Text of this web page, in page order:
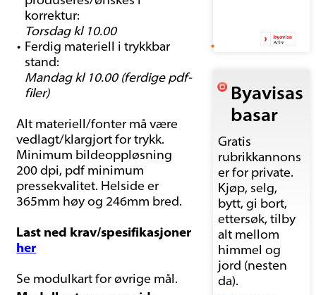
korrektur:
Torsdag kl 10.00
Ferdig materiell i trykkbar
stand:
Mandag kl 10.00 (ferdige pdf-
filer)
Alt materiell/fonter må være
vedlagt/klargjort for trykk.
Minimum bildeoppløsning
200 dpi, pdf minimum
pressekvalitet. Helside er
365mm høy og 246mm bred.
Last ned krav/spesifikasjoner
her
Se modulkart for øvrige mål.
Byavisas
basar
Gratis
rubrikkannons
er for private.
Kjøp, selg,
bytt, gi bort,
ettersøk, tilby
alt mellom
himmel og
jord (nesten
da).